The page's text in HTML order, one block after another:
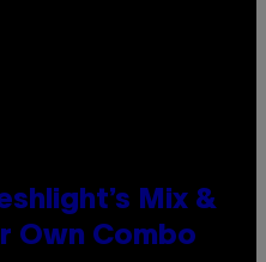
Mix &
Own Combo